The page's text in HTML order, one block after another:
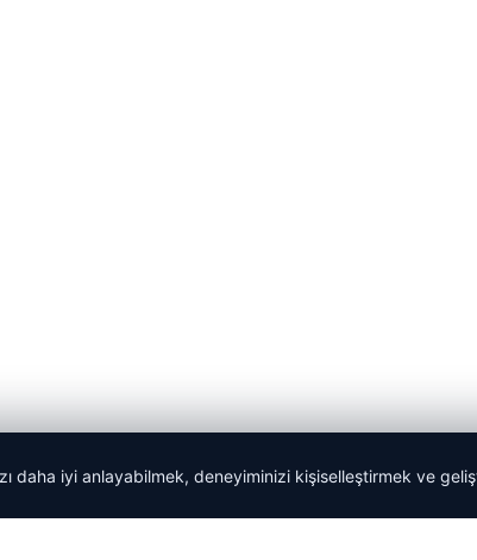
daha iyi anlayabilmek, deneyiminizi kişiselleştirmek ve